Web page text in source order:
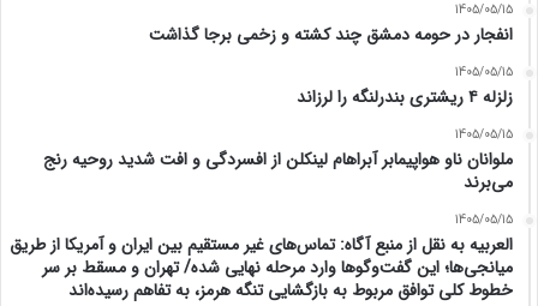
1405/05/15
انفجار در حومه دمشق چند کشته و زخمی برجا گذاشت
1405/05/15
زلزله ۴ ریشتری بندرلنگه را لرزاند
1405/05/15
ملوانان ناو هواپیمابر آبراهام لینکلن از افسردگی و افت شدید روحیه رنج
می‌برند
1405/05/15
العربیه به نقل از منبع آگاه: تماس‌های غیر مستقیم بین ایران و آمریکا از طریق
میانجی‌ها؛ این گفت‌و‌گو‌ها وارد مرحله نهایی شده/ تهران و مسقط بر سر
خطوط کلی توافق مربوط به بازگشایی تنگه هرمز، به تفاهم رسیده‌اند